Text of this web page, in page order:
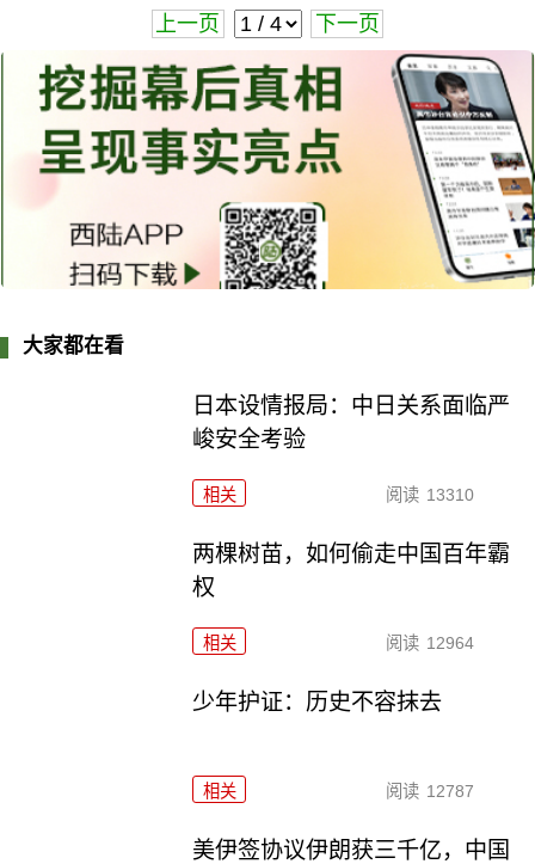
上一页 下一页
大家都在看
日本设情报局：中日关系面临严
峻安全考验
相关 阅读 13310
两棵树苗，如何偷走中国百年霸
权
相关 阅读 12964
少年护证：历史不容抹去
相关 阅读 12787
美伊签协议伊朗获三千亿，中国